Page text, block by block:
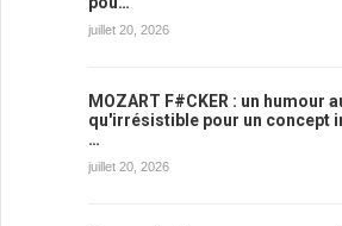
juillet 20, 2026
MOZART F#CKER : un humour
qu'irrésistible pour un concept
…
juillet 20, 2026